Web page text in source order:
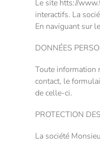
Le site htts://
interactifs. La
En naviguant sur
DONNÉES
Toute information
contact, le
de celle-ci.
PROTECTION
La société